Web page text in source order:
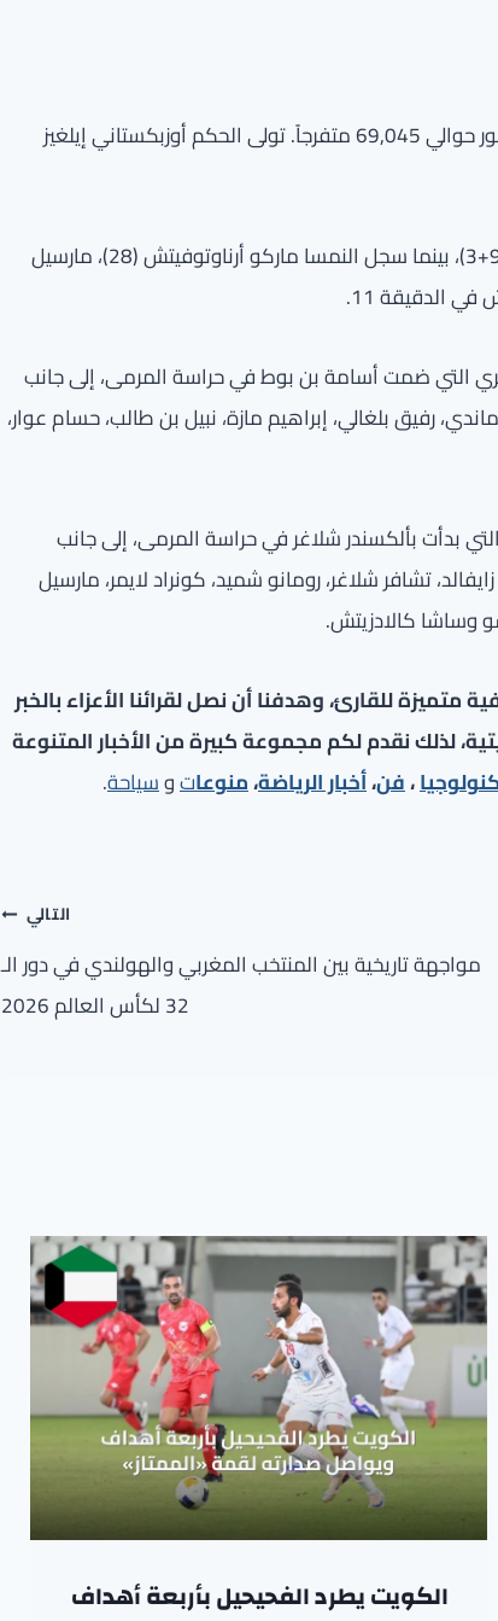
جرت المباراة على ملعب أروهيد في كانساس سيتي، وشهدت حضور حوالي 69,045 متفرجاً. تولى الحكم أوزبكستاني إيلغيز
سجل الأهداف للجزائر كان رفيق بلغالي (45) ورياض محرز (60 و93+3)، بينما سجل النمسا ماركو أرناوتوفيتش (28)، مارسيل
التي ضمت أسامة بن بوط في حراسة المرمى، إلى جانب
رفيق بلغالي، إبراهيم مازة، نبيل بن طالب، حسام عوار،
بدأت بألكسندر شلاغر في حراسة المرمى، إلى جانب
تشافر شلاغر، رومانو شميد، كونراد لايمر، مارسيل
وساشا كالادزيتش.
للقارئ، وهدفنا أن نصل لقرائنا الأعزاء بالخبر
لذلك نقدم لكم مجموعة كبيرة من الأخبار المتنوعة
،فن،أخبار الرياضة،منوعاتوسياحة.
التالي
مواجهة تاريخية بين المنتخب المغربي والهولندي في دور الـ
32 لكأس العالم 2026
الكويت يطرد الفحيحيل بأربعة أهداف